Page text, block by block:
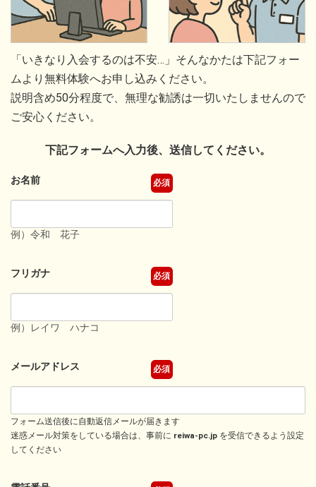
「いきなり入会するのは不安…」そんなかたは下記フォー
ムより無料体験へお申し込みください。
説明含め50分程度で、無理な勧誘は一切いたしませんので
ご安心ください。
下記フォームへ入力後、送信してください。
お名前 必須
例）令和 花子
フリガナ 必須
例）レイワ ハナコ
メールアドレス 必須
フォーム送信後に自動返信メールが届きます
迷惑メール対策をしている場合は、事前に reiwa-pc.jp を受信できるよう設定
してください